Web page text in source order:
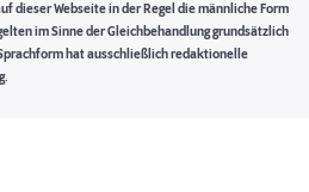
dieser Webseite in der Regel die männliche Form
im Sinne der Gleichbehandlung grundsätzlich
hat ausschließlich redaktionelle